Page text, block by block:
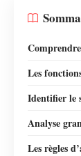
Les
Identifier le
Analyse
Les règles